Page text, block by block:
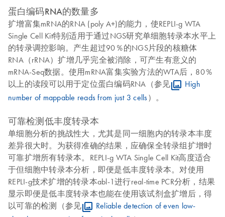
蛋白编码RNA的数量多
扩增富集mRNA的RNA (poly A+)的能力，使REPLI-g WTA
Single Cell Kit特别适用于通过NGS研究单细胞转录本水平上
的转录调控影响。产生超过90％的NGS片段的核糖体
RNA（rRNA）扩增几乎完全被消除，可产生有意义的
mRNA-Seq数据。使用mRNA富集实验方法的WTA后，80％
以上的读段可以用于定位蛋白编码RNA（参见
High
number of mappable reads from just 3 cells）。
可靠检测低丰度转录本
单细胞分析的挑战性大，尤其是同一细胞内的转录本丰度
差异很大时。为获得准确的结果，应确保全转录组扩增时
可靠扩增所有转录本。REPLI-g WTA Single Cell Kit高度适合
于但细胞中转录本分析，即便是低丰度转录本。对使用
REPLI-g技术扩增的转录本abl-1进行real-time PCR分析，结果
显示即便是低丰度转录本也能在使用该试剂盒扩增后，得
以可靠的检测（参见
Reliable detection of even low-